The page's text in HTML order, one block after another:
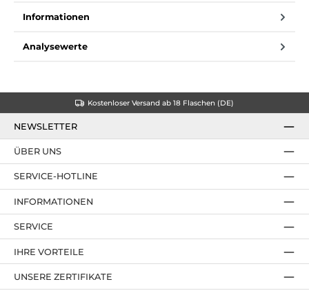
Informationen
Analysewerte
Kostenloser Versand ab 18 Flaschen (DE)
NEWSLETTER
SERVICE-HOTLINE
IHRE VORTEILE
ÜBER UNS
UNSERE ZERTIFIKATE
INFORMATIONEN
SERVICE